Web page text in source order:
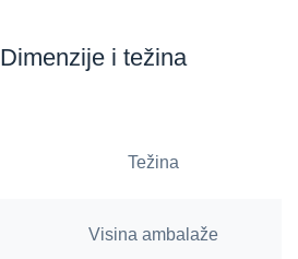
Dimenzije i težina
Težina
Visina ambalaže